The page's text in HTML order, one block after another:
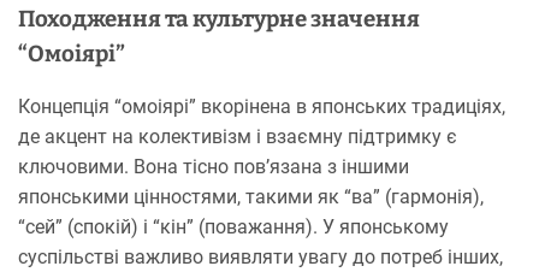
Походження та культурне значення
“Омоіярі”
Концепція “омоіярі” вкорінена в японських традиціях,
де акцент на колективізм і взаємну підтримку є
ключовими. Вона тісно пов’язана з іншими
японськими цінностями, такими як “ва” (гармонія),
“сей” (спокій) і “кін” (поважання). У японському
суспільстві важливо виявляти увагу до потреб інших,